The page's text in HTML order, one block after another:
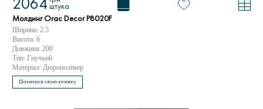
2064 штука
Молдинг Orac Decor P8020F
Ширина: 2.5
Висота: 6
Довжина: 200
Тип: Гнучкий
Матеріал: Дюрополімер
Дізнатися свою знижку